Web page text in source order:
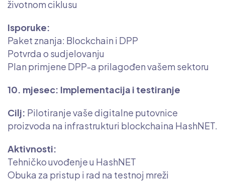
životnom ciklusu
Isporuke:
Paket znanja: Blockchain i DPP
Potvrda o sudjelovanju
Plan primjene DPP-a prilagođen vašem sektoru
10. mjesec: Implementacija i testiranje
Cilj: Pilotiranje vaše digitalne putovnice
proizvoda na infrastrukturi blockchaina HashNET.
Aktivnosti:
Tehničko uvođenje u HashNET
Obuka za pristup i rad na testnoj mreži